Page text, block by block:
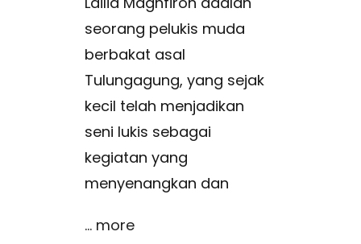
seorang pelukis muda
berbakat asal
Tulungagung, yang sejak
kecil telah menjadikan
seni lukis sebagai
kegiatan yang
menyenangkan dan
... more